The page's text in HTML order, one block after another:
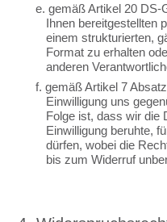
e. gemäß Artikel 20 DS-
Ihnen bereitgestellten
einem strukturierten,
Format zu erhalten
anderen
f. gemäß Artikel 7
Einwilligung uns
Folge ist, dass wir die
Einwilligung beruhte,
dürfen, wobei die
bis zum Widerruf